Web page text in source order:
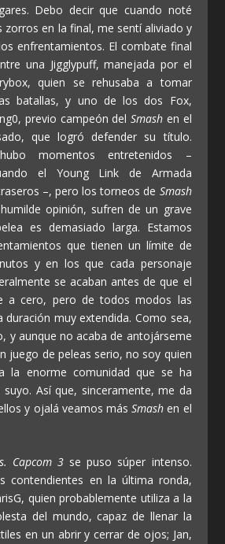
Debo decir que cuando noté
zorros en la final, me sentí aliviado y
enfrentamientos. El combate final
una Jigglypuff, manejada por el
quien se rehusaba a tomar
batallas, y uno de los dos Fox,
previo campeón delSmash en el
que logró defender su título.
momentos entretenidos –
el Young Link de Armada
–, pero los torneos de Smash
opinión, sufren de un grave
es demasiado larga. Estamos
que tienen un límite de
y en los que cada personaje
se acaban antes de que el
a cero, pero de todos modos las
duración muy extendida. Como sea,
y aunque no acaba de antojárseme
juego de peleas serio, no soy quien
la enorme comunidad que se ha
Así que, sinceramente, me da
y ojalá veamos másSmash en el
Capcom 3 se puso súper intenso.
contendientes en la última ronda,
quien probablemente utiliza a la
del mundo, capaz de llenar la
en un abrir y cerrar de ojos; Jan,